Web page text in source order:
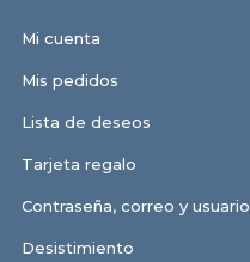
Mi cuenta
Mis pedidos
Lista de deseos
Tarjeta regalo
Contraseña, correo y usuario
Desistimiento